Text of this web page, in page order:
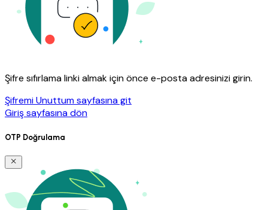
Şifre sıfırlama linki almak için önce e-posta adresinizi girin.
Şifremi Unuttum sayfasına git
Giriş sayfasına dön
OTP Doğrulama